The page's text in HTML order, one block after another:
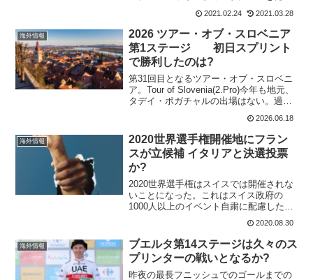
した。昨年はコロナによって、秋の10月
開催となったが今年は通常のスケジュー
ルに戻っている。ワイルドカードチーム
We presen...
2021.02.24 2021.03.28
海外情報
2026 ツアー・オブ・スロベニア
第1ステージ 初日スプリント
で勝利したのは?
第31回目となるツアー・オブ・スロベニ
ア。Tour of Slovenia(2.Pro)今年も地元、
タデイ・ポガチャルの出場はない。過去
の優勝者は 2025 アンダース・ハラン・
ヨハネセン 2024 ジョバンニ・アレオッ
ティ 202...
2026.06.18
海外情報
2020世界選手権開催地にフラン
スが立候補 イタリアと決選投票
か?
2020世界選手権はスイスでは開催されな
いことになった。これはスイス政府の
1000人以上のイベント自粛に配慮したも
のだ。これまで、レース開催ノウハウの
ある、イタリアが開催地として立候補し
ていた。だが、8月29日にフランスも開催
地として立候補...
2020.08.30
海外情報
ブエルタ第14ステージは久々のス
プリンターの戦いとなるか?
昨夜の最長フニッシュでのゴールまでの